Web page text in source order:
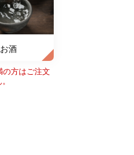
お酒
方はご注文